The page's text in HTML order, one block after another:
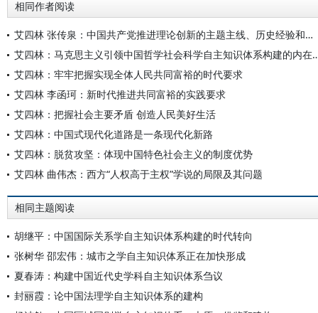
相同作者阅读
艾四林 张传泉：中国共产党推进理论创新的主题主线、历史经验和时代特点
艾四林：马克思主义引领中国
艾四林：牢牢把握实现全体人民共同富裕的时代要求
艾四林 李函珂：新时代推进共同富裕的实践要求
艾四林：把握社会主要矛盾 创造人民美好生活
艾四林：中国式现代化道路是一条现代化新路
艾四林：脱贫攻坚：体现中国特色社会主义的制度优势
艾四林 曲伟杰：西方“人权高于主权”学说的局限及其问题
相同主题阅读
胡继平：中国国际关系学自主知识体系构建的时代转向
张树华 邵宏伟：城市之学自主知识体系正在加快形成
夏春涛：构建中国近代史学科自主知识体系刍议
封丽霞：论中国法理学自主知识体系的建构